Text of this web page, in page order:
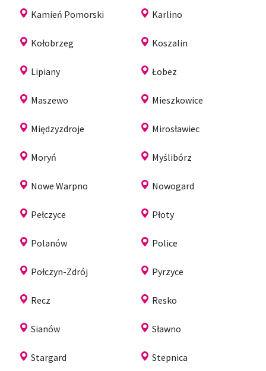
Kamień Pomorski Karlino
Kołobrzeg Koszalin
Lipiany Łobez
Maszewo Mieszkowice
Międzyzdroje Mirosławiec
Moryń Myślibórz
Nowe Warpno Nowogard
Pełczyce Płoty
Polanów Police
Połczyn-Zdrój Pyrzyce
Recz Resko
Sianów Sławno
Stargard Stepnica